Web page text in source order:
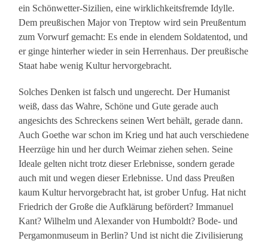
ein Schönwetter-Sizilien, eine wirklichkeitsfremde Idylle.
Dem preußischen Major von Treptow wird sein Preußentum
zum Vorwurf gemacht: Es ende in elendem Soldatentod, und
er ginge hinterher wieder in sein Herrenhaus. Der preußische
Staat habe wenig Kultur hervorgebracht.
Solches Denken ist falsch und ungerecht. Der Humanist
weiß, dass das Wahre, Schöne und Gute gerade auch
angesichts des Schreckens seinen Wert behält, gerade dann.
Auch Goethe war schon im Krieg und hat auch verschiedene
Heerzüge hin und her durch Weimar ziehen sehen. Seine
Ideale gelten nicht trotz dieser Erlebnisse, sondern gerade
auch mit und wegen dieser Erlebnisse. Und dass Preußen
kaum Kultur hervorgebracht hat, ist grober Unfug. Hat nicht
Friedrich der Große die Aufklärung befördert? Immanuel
Kant? Wilhelm und Alexander von Humboldt? Bode- und
Pergamonmuseum in Berlin? Und ist nicht die Zivilisierung